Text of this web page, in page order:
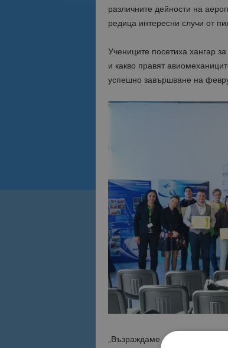
различните дейности на
редица интересни случи от
Учениците посетиха хангар
и какво правят
успешно завършване на
„Възраждаме добра